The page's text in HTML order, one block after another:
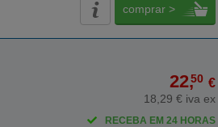
comprar >
22,50 €
18,29 € iva ex
RECEBA EM 24 HORAS